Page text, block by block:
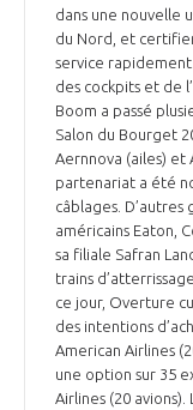
dans une nouvelle
du Nord, et
service
des cockpits et de
Boom a passé
Salon du Bourget
Aernnova (ailes) et
partenariat a été
câblages.
américains Eaton,
sa filiale Safran
trains
ce jour, Overture
des intentions
American Airlines
une option sur 35
Airlines (20